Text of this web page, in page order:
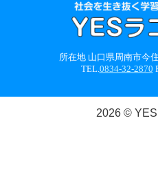
所在地 山口県周南市今
TEL.0834-32-2870
2026 ©